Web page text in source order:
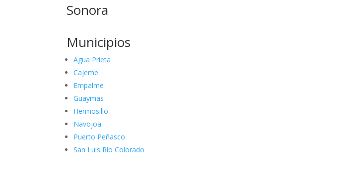
Sonora
Municipios
Agua Prieta
Cajeme
Empalme
Guaymas
Hermosillo
Navojoa
Puerto Peñasco
San Luis Río Colorado